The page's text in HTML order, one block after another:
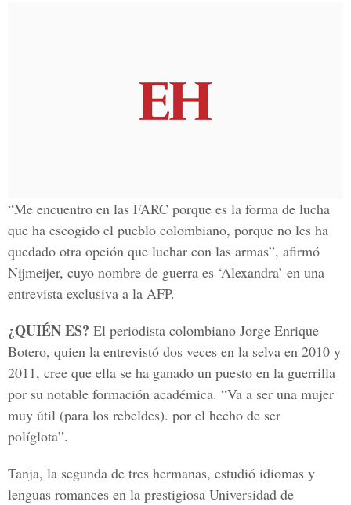
“Me encuentro en las FARC porque es la forma de lucha
que ha escogido el pueblo colombiano, porque no les ha
quedado otra opción que luchar con las armas”, afirmó
Nijmeijer, cuyo nombre de guerra es ‘Alexandra’ en una
entrevista exclusiva a la AFP.
¿QUIÉN ES? El periodista colombiano Jorge Enrique
Botero, quien la entrevistó dos veces en la selva en 2010 y
2011, cree que ella se ha ganado un puesto en la guerrilla
por su notable formación académica. “Va a ser una mujer
muy útil (para los rebeldes). por el hecho de ser
políglota”.
Tanja, la segunda de tres hermanas, estudió idiomas y
lenguas romances en la prestigiosa Universidad de